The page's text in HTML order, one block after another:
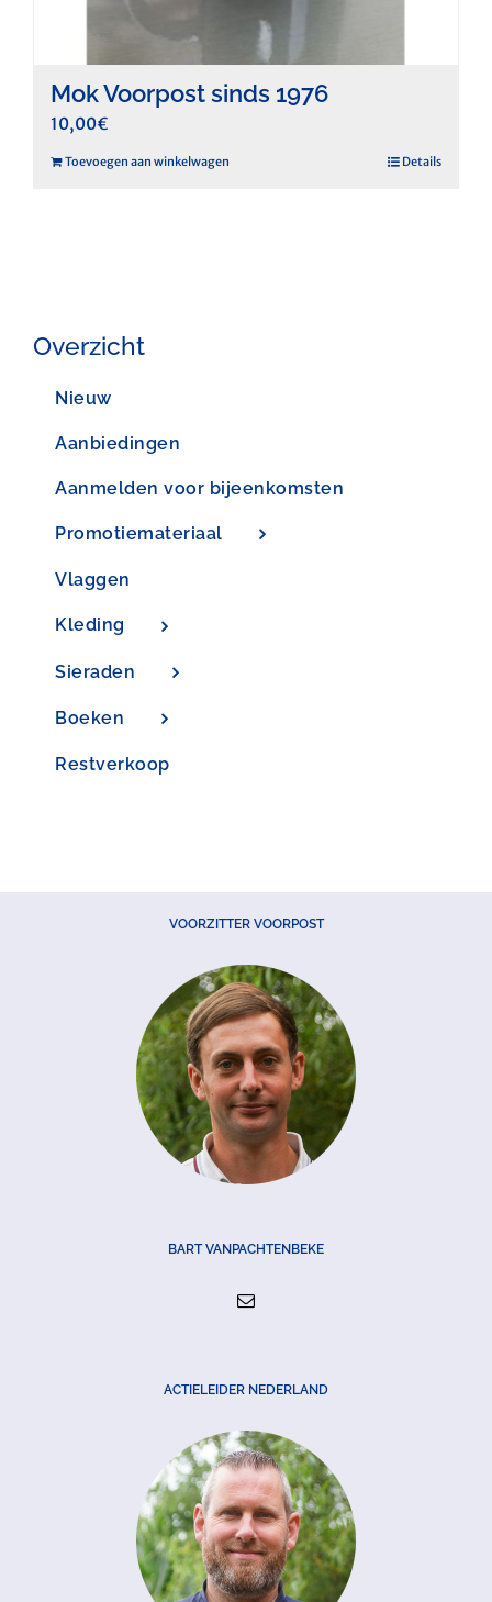
Mok Voorpost sinds 1976
10,00€
Toevoegen aan winkelwagen Details
Overzicht
Nieuw
Aanbiedingen
Aanmelden voor bijeenkomsten
Promotiemateriaal
Vlaggen
Kleding
Sieraden
Boeken
Restverkoop
VOORZITTER VOORPOST
BART VANPACHTENBEKE
ACTIELEIDER NEDERLAND